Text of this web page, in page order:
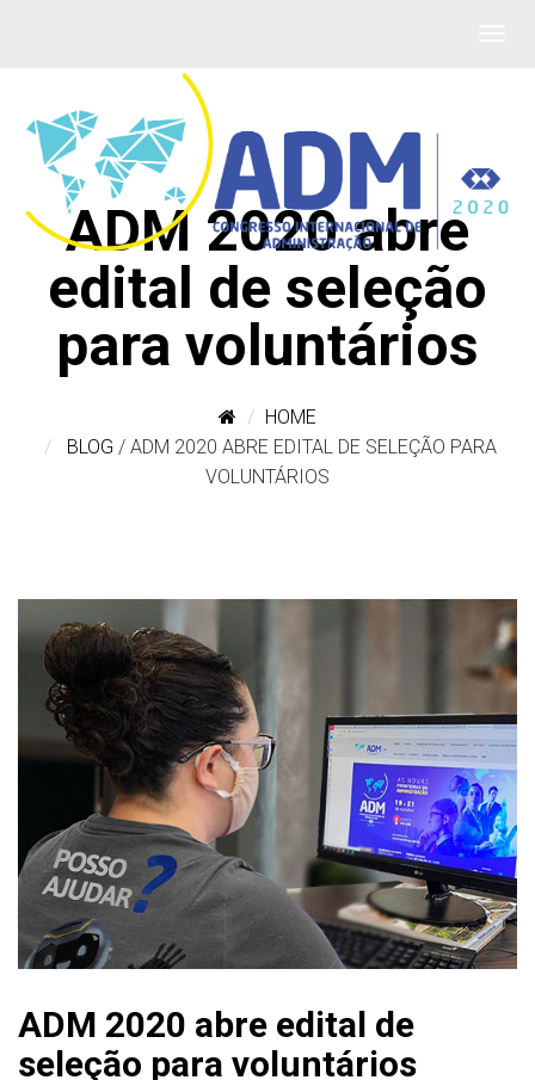
ADM 2020 abre
edital de seleção
para voluntários
HOME
BLOG / ADM 2020 ABRE EDITAL DE SELEÇÃO PARA
VOLUNTÁRIOS
ADM 2020 abre edital de
seleção para voluntários